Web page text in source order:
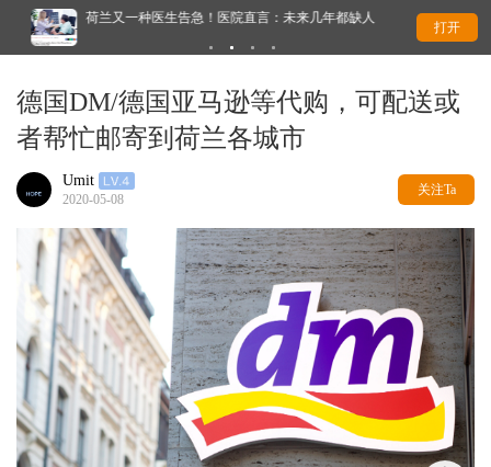
荷兰又一种医生告急！医院直言：未来几年都缺人 这
打开
德国DM/德国亚马逊等代购，可配送或
者帮忙邮寄到荷兰各城市
Umit
2020-05-08
关注Ta